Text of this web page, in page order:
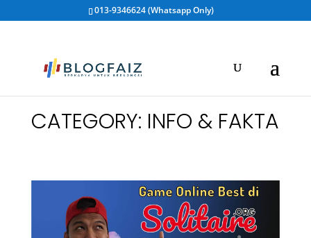
013-9346624 (Whatsapp Only)
CATEGORY: INFO & FAKTA